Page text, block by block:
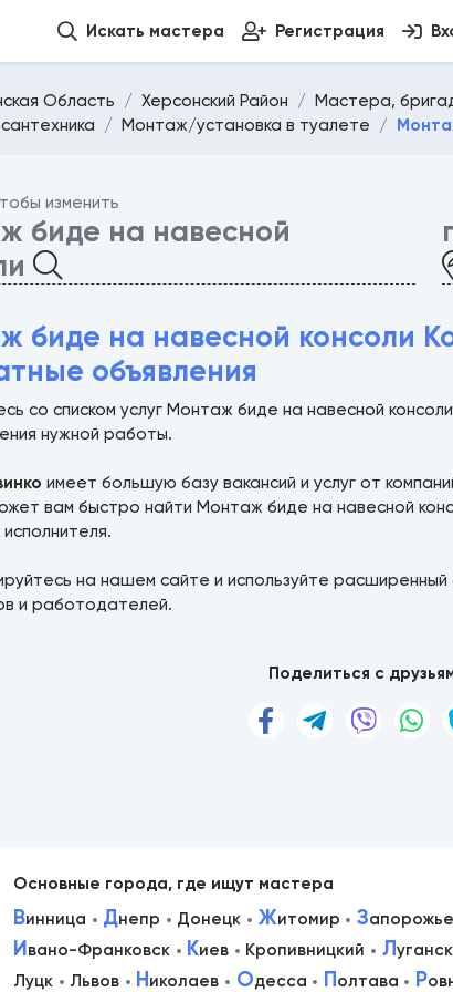
Искать мастера Регистрация
Область Херсонский Район
Мастера,
сантехника Монтаж/установка в туалете
изменить
биде на навесной
биде на навесной консоли
объявления
со списком услуг Монтаж биде на навесной
нужной работы.
имеет большую базу вакансий и услуг от
вам быстро найти Монтаж биде на навесной
на нашем сайте и используйте
и работодателей.
Поделиться с
Основные города, где ищут мастера
Винница Днепр Донецк Житомир Запорожье
Ивано-Франковск Киев Кропивницкий Луганск
Луцк
Львов Николаев Одесса Полтава Р